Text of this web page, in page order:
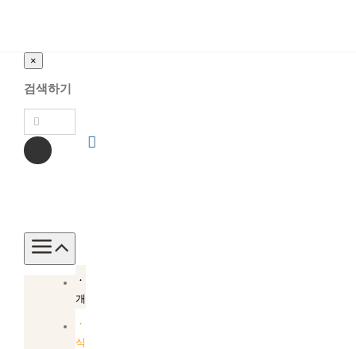
×
검색하기
Toggle
Navigation
소
개
소
식